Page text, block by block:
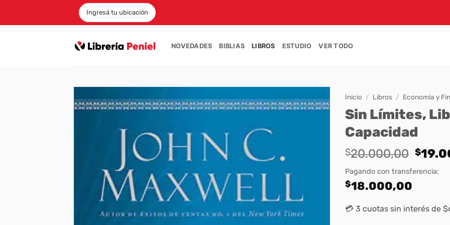
Ingresá tu ubicación
NOVEDADES BIBLIAS LIBROS ESTUDIO VER TODO
Inicio / Libros / Economía y
Sin Límites,
Capacidad
$20.000,00
price
was:
$
Pagando con transferencia:
$18.000,00
💳 3 cuotas sin interés de